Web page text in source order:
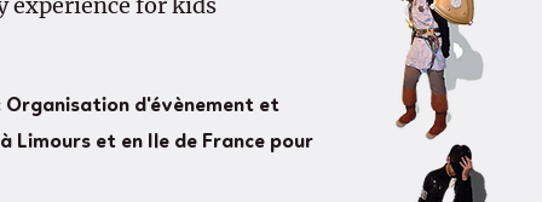
experience for kids
Organisation d'évènement et
Limours et en Ile de France pour